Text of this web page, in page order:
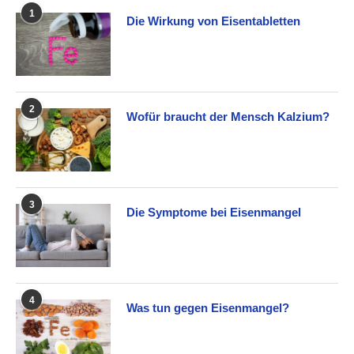
1
Die Wirkung von Eisentabletten
2
Wofür braucht der Mensch Kalzium?
3
Die Symptome bei Eisenmangel
4
Was tun gegen Eisenmangel?